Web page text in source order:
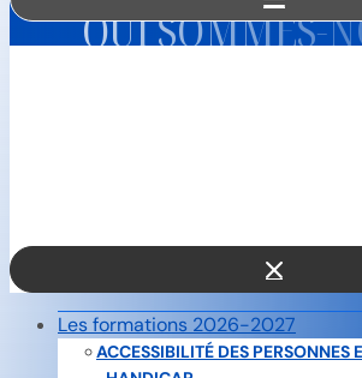
Les formations 2026-2027
ACCESSIBILITÉ DES PERSONNES
QUI SOMMES-